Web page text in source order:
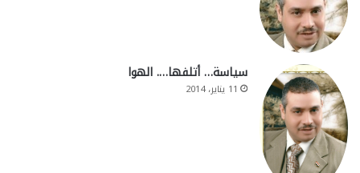
سياسة… أتلفها…. الهوا
11 يناير، 2014